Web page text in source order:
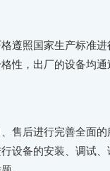
遵照国家生产标准
性，出厂的设备均
售后进行完善全面
设备的安装、调试